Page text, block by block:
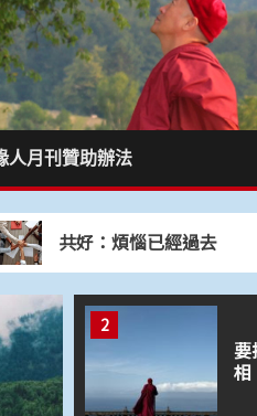
人月刊贊助辦法
共好：煩惱已經過去
即時愛地球
5
心
2
要
相